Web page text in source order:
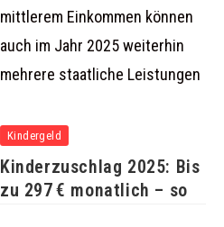
mittlerem Einkommen können
auch im Jahr 2025 weiterhin
mehrere staatliche Leistungen
Kindergeld
Kinderzuschlag 2025: Bis
zu 297 € monatlich – so